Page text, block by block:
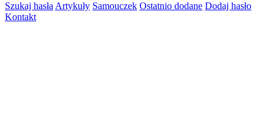
Szukaj hasła Artykuły Samouczek Ostatnio dodane Dodaj hasło
Kontakt